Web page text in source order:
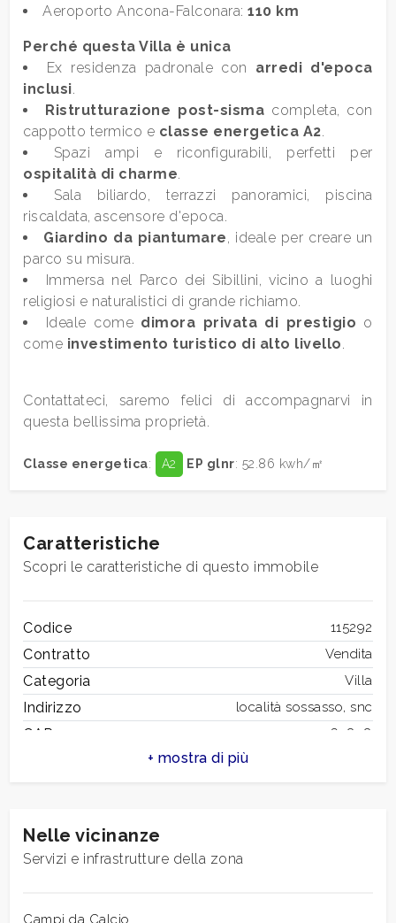
Aeroporto Ancona-Falconara:110 km
Perché questaVilla è unica
Ex residenza padronale con arredi d'epoca
inclusi.
Ristrutturazione post-sisma completa, con
cappotto termico e classe energetica A2.
Spazi ampi e riconfigurabili, perfetti per
ospitalità di charme.
Sala biliardo, terrazzi panoramici, piscina
riscaldata, ascensore d'epoca.
Giardino da piantumare, ideale per creare un
parco su misura.
Immersa nel Parco dei Sibillini, vicino a luoghi
religiosi e naturalistici di grande richiamo.
Ideale come dimora privata di prestigio o
come investimento turistico di alto livello.
Contattateci, saremo felici di accompagnarvi in
questa bellissima proprietà.
Classe energetica: A2 EP glnr: 52.86 kwh/㎡
Caratteristiche
Scopri le caratteristiche di questo immobile
Codice 115292
Contratto Vendita
Categoria Villa
Indirizzo località sossasso, snc
CAP 63858
Camere
Bagni
Nelle vicinanze
Servizi e infrastrutture della zona
Campi da Calcio